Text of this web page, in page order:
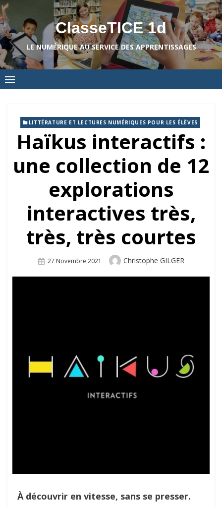
Skip
to
content
ClasseTICE 1d
LE NUMÉRIQUE AU SERVICE DES APPRENTISSAGES
LITTÉRATURE ET LECTURES NUMÉRIQUES POUR LES ÉLÈVES
Haïkus interactifs :
une collection de 12
explorations
interactives très,
très, très courtes
Posted
27 Novembre 2021 Author
Christophe GILGER
À découvrir en vitesse, sans se presser.